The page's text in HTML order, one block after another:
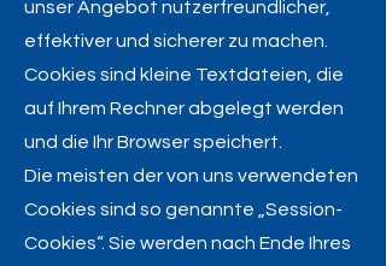
unser Angebot nutzerfreundlicher,
effektiver und sicherer zu machen.
Cookies sind kleine Textdateien, die
auf Ihrem Rechner abgelegt werden
und die Ihr Browser speichert.
Die meisten der von uns verwendeten
Cookies sind so genannte „Session-
Cookies“. Sie werden nach Ende Ihres